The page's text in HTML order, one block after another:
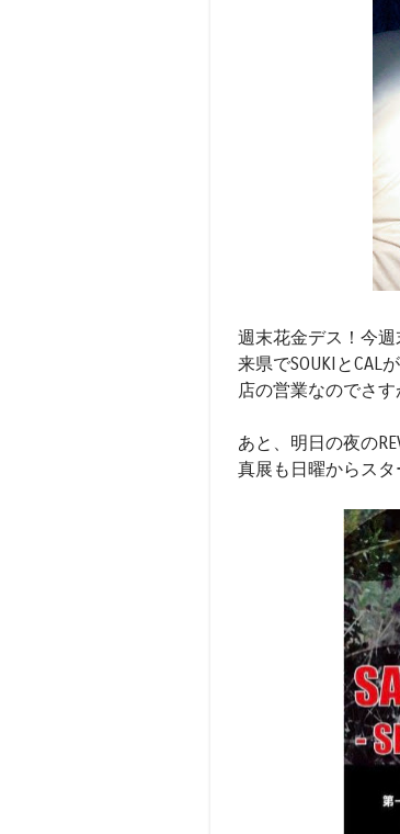
週末花金デス！今週
来県でSOUKIとCAL
店の営業なのでさ
あと、明日の夜の
真展も日曜からス